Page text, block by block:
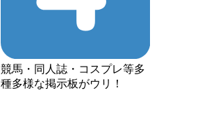
競馬・同人誌・コスプレ等多
種多様な掲示板がウリ！